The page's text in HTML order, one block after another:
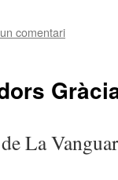
comentari
La